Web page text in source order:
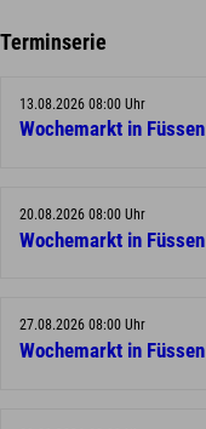
Terminserie
13.08.2026 08:00 Uhr
Wochemarkt in Füssen
20.08.2026 08:00 Uhr
Wochemarkt in Füssen
27.08.2026 08:00 Uhr
Wochemarkt in Füssen